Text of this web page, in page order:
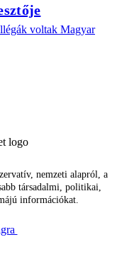
voltak Magyar
nemzeti alapról, a
társadalmi, politikai,
információkat.